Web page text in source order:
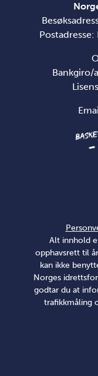
Bankgiro/
Alt innhold
opphavsrett til
kan ikke
Norges
godtar du at
trafikkmåling